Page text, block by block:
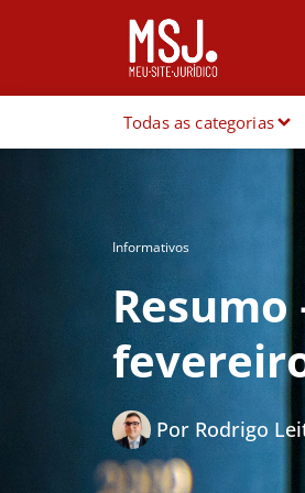
Todas as categorias
Informativos
Resumo
Por Rodrigo